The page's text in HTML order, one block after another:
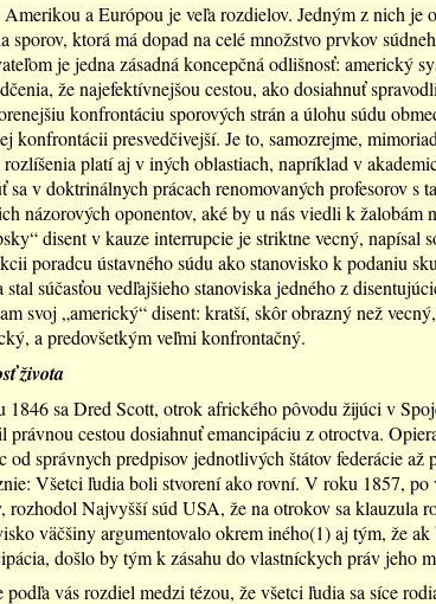
a Európou je veľa rozdielov. Jedným z nich je
sporov, ktorá má dopad na celé množstvo prvkov
je jedna zásadná koncepčná odlišnosť: americký
že najefektívnejšou cestou, ako dosiahnuť
konfrontáciu sporových strán a úlohu súdu
konfrontácii presvedčivejší. Je to, samozrejme,
platí aj v iných oblastiach, napríklad v
sa v doktrinálnych prácach renomovaných profesorov s
názorových oponentov, aké by u nás viedli k žalobám
disent v kauze interrupcie je striktne vecný, napísal
poradcu ústavného súdu ako stanovisko k podaniu
stal súčasťou vedľajšieho stanoviska jedného z
svoj „americký“ disent: kratší, skôr obrazný než
a predovšetkým veľmi konfrontačný.
života
1846 sa Dred Scott, otrok afrického pôvodu žijúci v
právnou cestou dosiahnuť emancipáciu z otroctva.
od správnych predpisov jednotlivých štátov federácie až
Všetci ľudia boli stvorení ako rovní. V roku 1857, po
rozhodol Najvyšší súd USA, že na otrokov sa klauzula
väčšiny argumentovalo okrem iného(1) aj tým, že
došlo by tým k zásahu do vlastníckych práv jeho
vás rozdiel medzi tézou, že všetci ľudia sa síce